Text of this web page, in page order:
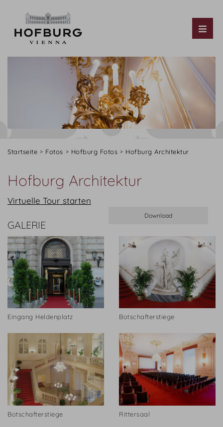
Startseite Fotos Hofburg Fotos Hofburg Architektur
Hofburg Architektur
Virtuelle Tour starten
GALERIE
Eingang Heldenplatz Botschafterstiege
Botschafterstiege Rittersaal